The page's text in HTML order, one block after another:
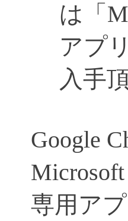
は「
アプ
入手
Google
Microsoft
専用ア